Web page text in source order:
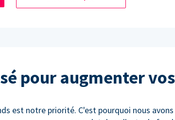
pour augmenter
est notre priorité. C'est pourquoi nous